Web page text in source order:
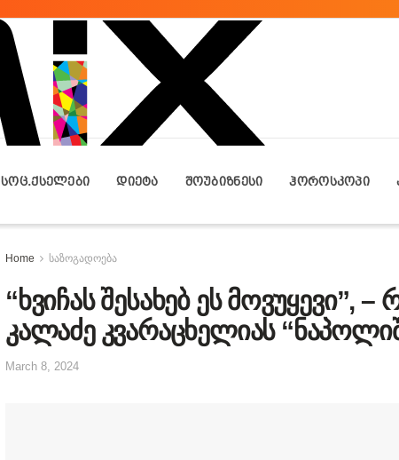
ᲡᲝᲪ.ᲥᲡᲔᲚᲔᲑᲘ ᲓᲘᲔᲢᲐ ᲨᲝᲣᲑᲘᲖᲜᲔᲡᲘ ᲰᲝᲠᲝᲡᲙᲝᲞᲘ
Home საზოგადოება
“ხვიჩას შესახებ ეს მოვუყევი”, –
კალაძე კვარაცხელიას
March 8, 2024